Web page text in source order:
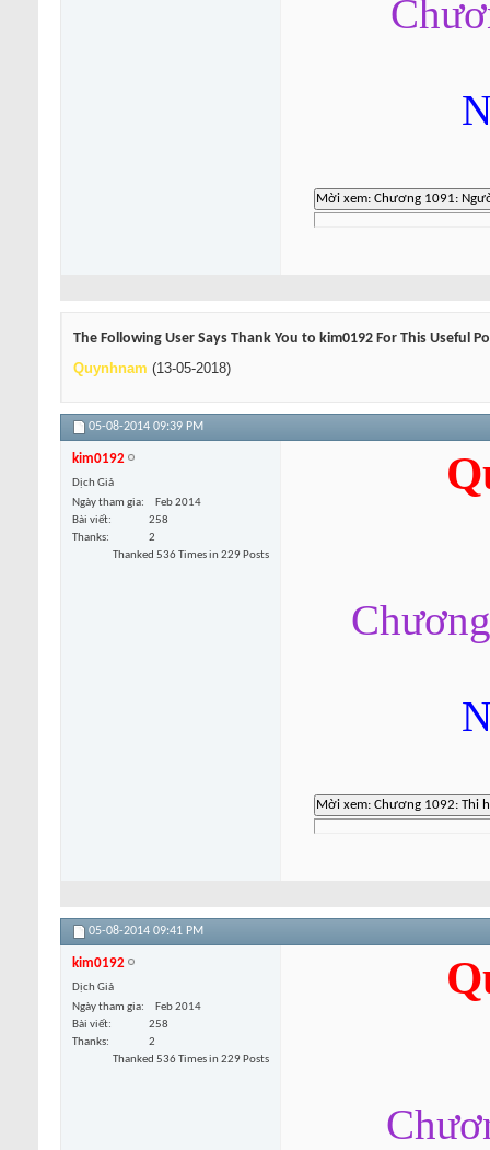
The Following User Says Thank You to kim0192 For This Useful
Quynhnam (13-05-2018)
05-08-2014 09:39 PM
kim0192
Dịch Giả
Ngày tham gia
Feb 2014
Bài viết
258
Thanks
2
Thanked 536 Times in 229 Posts
05-08-2014 09:41 PM
kim0192
Dịch Giả
Ngày tham gia
Feb 2014
Bài viết
258
Thanks
2
Thanked 536 Times in 229 Posts